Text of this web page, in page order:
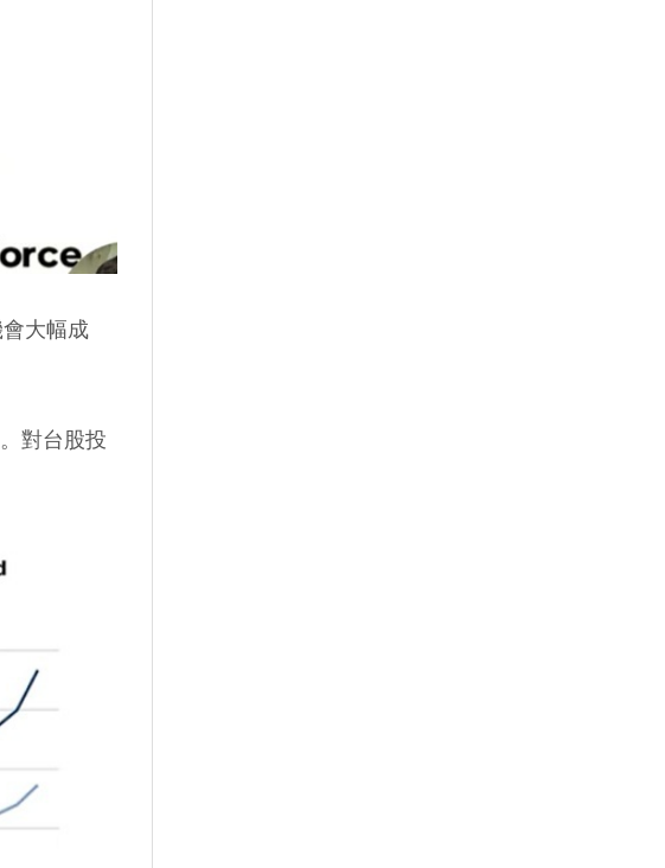
大幅成
對台股投